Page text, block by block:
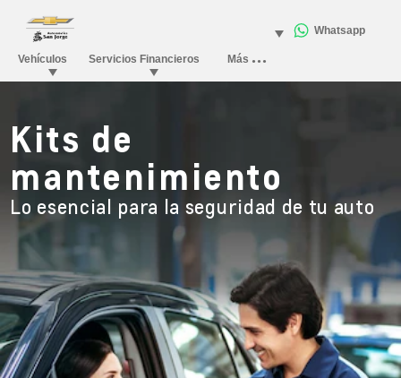
Kits de
mantenimiento
Lo esencial para la seguridad de tu auto